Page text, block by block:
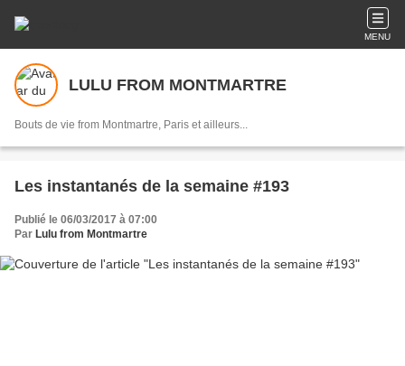
MENU
LULU FROM MONTMARTRE
Bouts de vie from Montmartre, Paris et ailleurs...
Les instantanés de la semaine #193
Publié le 06/03/2017 à 07:00
Par Lulu from Montmartre